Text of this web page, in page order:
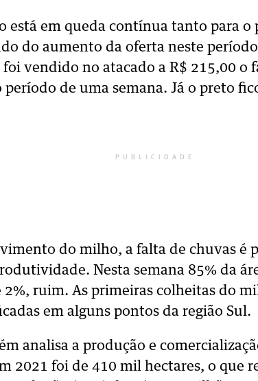
está em queda contínua tanto para
do aumento da oferta neste
vendido no atacado a R$ 215,00 o
período de uma semana. Já o preto
PUBLICIDADE
do milho, a falta de chuvas é
Nesta semana 85% da
2%, ruim. As primeiras colheitas do
em alguns pontos da região Sul.
analisa a produção e
2021 foi de 410 mil hectares, o que